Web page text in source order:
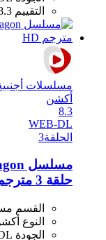
التقييم / 10
مسلسلات
أكشن
8.3
WEB-DL
الحلقة3
حلقة 3 مترجم HD
القسم
النوع
الجودة